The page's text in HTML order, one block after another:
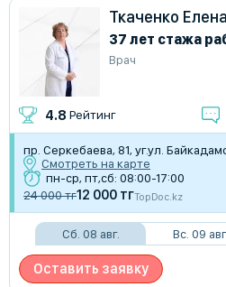
Ткаченко
37 лет стажа
Врач
4.8 Рейтинг
пр. Серкебаева, 81, уг.ул.
Смотреть на карте
пн-ср, пт,сб: 08:00-17:00
24 000 тг12 000 тгTopDoc.kz
Сб. 08 авг. Вс. 09 авг.
Оставить заявку